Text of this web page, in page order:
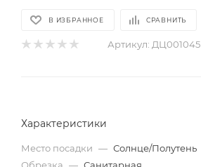
В ИЗБРАННОЕ СРАВНИТЬ
Артикул: ДЦ001045
Характеристики
Место посадки — Солнце/Полутень